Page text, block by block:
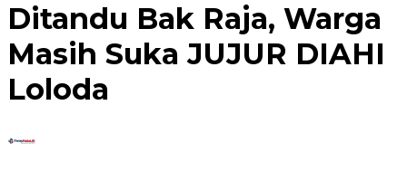
Ditandu Bak Raja, Warga
Masih Suka JUJUR DIAHI
Loloda